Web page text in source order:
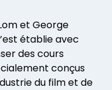
et George
établie avec
des cours
conçus
du film et de